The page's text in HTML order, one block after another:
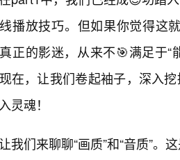
播放技巧。但如果你觉得这
正的影迷，从来不🎯满足于“
在，让我们卷起袖子，深入
灵魂！
我们来聊聊“画质”和“音质”。